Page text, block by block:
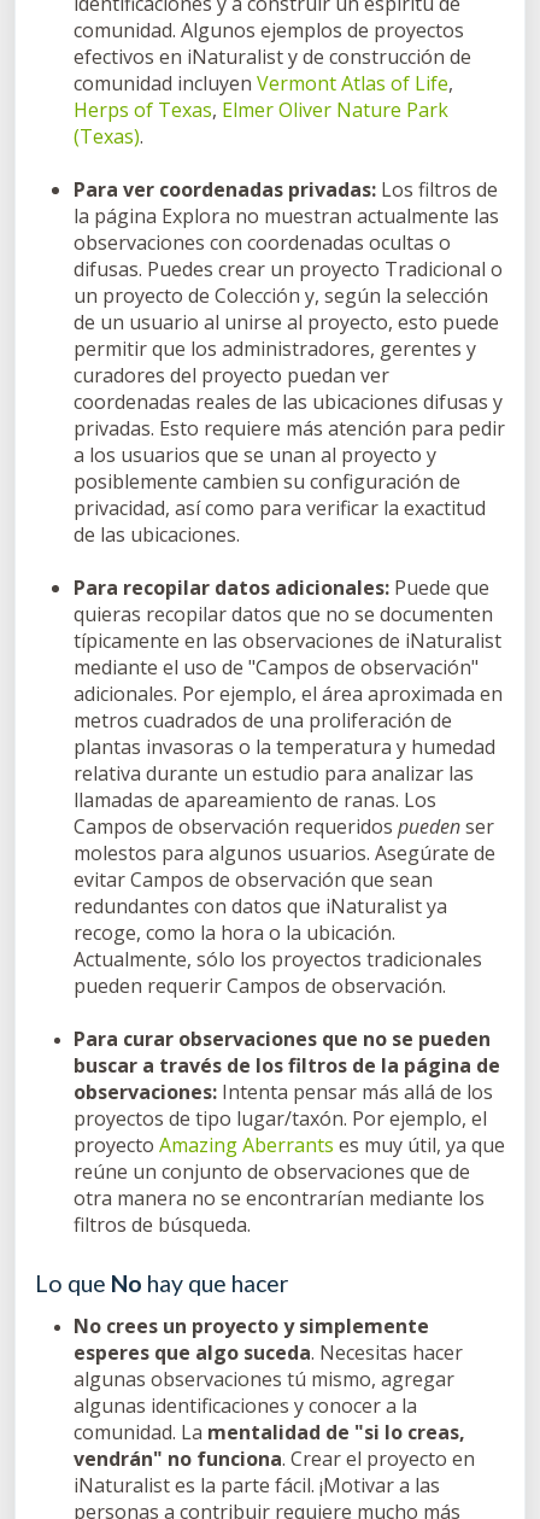
comunidad. Algunos ejemplos de proyectos
efectivos en iNaturalist y de construcción de
comunidad incluyen Vermont Atlas of Life,
Herps of Texas, Elmer Oliver Nature Park
(Texas).
Para ver coordenadas privadas: Los filtros de
la página Explora no muestran actualmente las
observaciones con coordenadas ocultas o
difusas. Puedes crear un proyecto Tradicional o
un proyecto de Colección y, según la selección
de un usuario al unirse al proyecto, esto puede
permitir que los administradores, gerentes y
curadores del proyecto puedan ver
coordenadas reales de las ubicaciones difusas y
privadas. Esto requiere más atención para pedir
a los usuarios que se unan al proyecto y
posiblemente cambien su configuración de
privacidad, así como para verificar la exactitud
de las ubicaciones.
Para recopilar datos adicionales: Puede que
quieras recopilar datos que no se documenten
típicamente en las observaciones de iNaturalist
mediante el uso de "Campos de observación"
adicionales. Por ejemplo, el área aproximada en
metros cuadrados de una proliferación de
plantas invasoras o la temperatura y humedad
relativa durante un estudio para analizar las
llamadas de apareamiento de ranas. Los
Campos de observación requeridos puedenser
molestos para algunos usuarios. Asegúrate de
evitar Campos de observación que sean
redundantes con datos que iNaturalist ya
recoge, como la hora o la ubicación.
Actualmente, sólo los proyectos tradicionales
pueden requerir Campos de observación.
Para curar observaciones que no se pueden
buscar a través de los filtros de la página de
observaciones: Intenta pensar más allá de los
proyectos de tipo lugar/taxón. Por ejemplo, el
proyecto Amazing Aberrants es muy útil, ya que
reúne un conjunto de observaciones que de
otra manera no se encontrarían mediante los
filtros de búsqueda.
Lo que No hay que hacer
No crees un proyecto y simplemente
esperes que algo suceda. Necesitas hacer
algunas observaciones tú mismo, agregar
algunas identificaciones y conocer a la
comunidad. La mentalidad de "si lo creas,
vendrán" no funciona. Crear el proyecto en
iNaturalist es la parte fácil. ¡Motivar a las
personas a contribuir requiere mucho más